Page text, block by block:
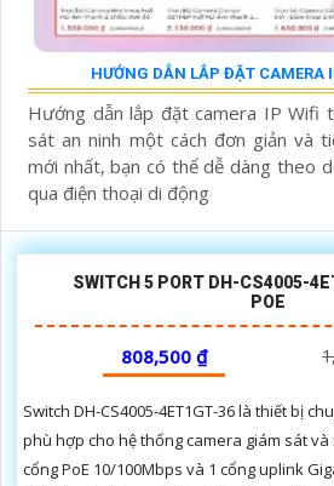
HƯỚNG DẪN LẮP ĐẶT CAMERA
Hướng dẫn lắp đặt camera IP Wifi
sát an ninh một cách đơn giản và
mới nhất, bạn có thể dễ dàng theo
qua điện thoại di động
SWITCH 5 PORT DH-CS4005-
POE
808,500 ₫
Switch DH-CS4005-4ET1GT-36 là thiết bị
phù hợp cho hệ thống camera giám sát
cổng PoE 10/100Mbps và 1 cổng uplink